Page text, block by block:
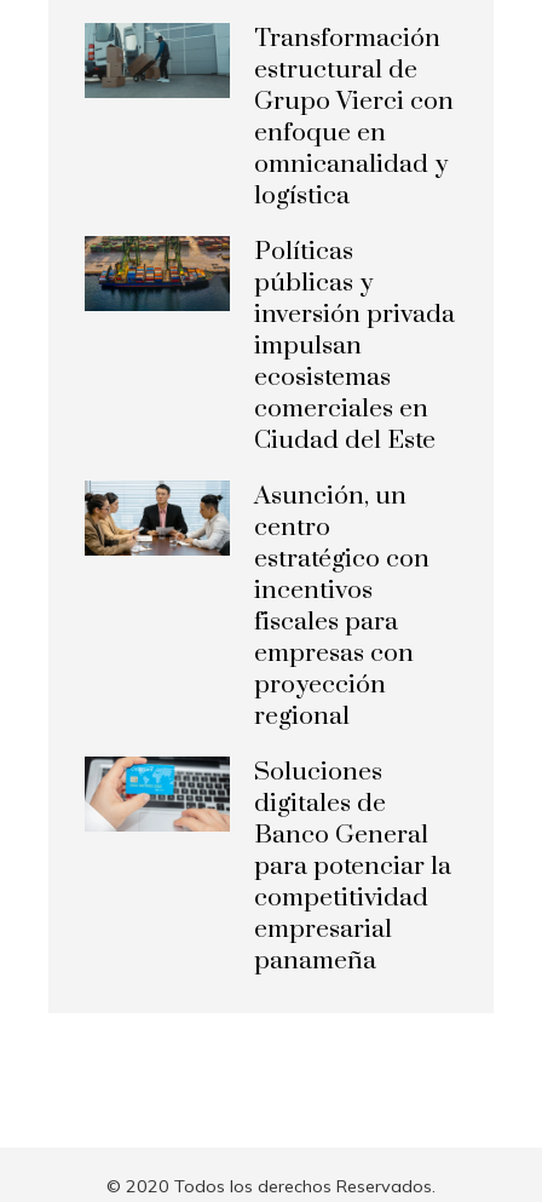
Transformación
estructural de
Grupo Vierci con
enfoque en
omnicanalidad y
logística
Políticas
públicas y
inversión privada
impulsan
ecosistemas
comerciales en
Ciudad del Este
Asunción, un
centro
estratégico con
incentivos
fiscales para
empresas con
proyección
regional
Soluciones
digitales de
Banco General
para potenciar la
competitividad
empresarial
panameña
© 2020 Todos los derechos Reservados.